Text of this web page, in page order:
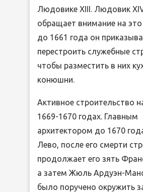
Людовике XIII. Людовик
обращает внимание на
до 1661 года он
перестроить служебные
чтобы разместить в них
конюшни.
Активное строительство
1669-1670 годах. Главным
архитектором до 1670
Лево, после его смерти
продолжает его зять
а затем Жюль Ардуэн-
было поручено окружить